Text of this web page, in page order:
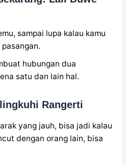
sampai lupa kalau kamu
hubungan dua
satu dan lain hal.
Rangerti
yang jauh, bisa jadi kalau
dengan orang lain, bisa